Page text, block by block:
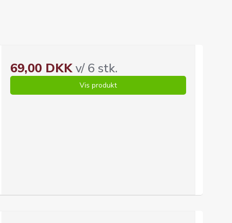
69,00 DKKv/ 6 stk.
Vis produkt